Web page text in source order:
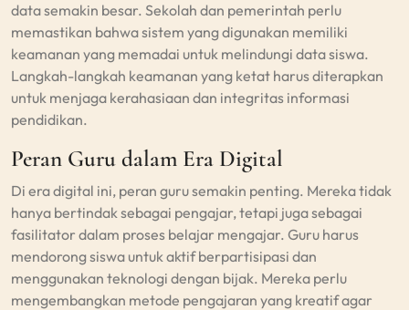
data semakin besar. Sekolah dan pemerintah perlu
memastikan bahwa sistem yang digunakan memiliki
keamanan yang memadai untuk melindungi data siswa.
Langkah-langkah keamanan yang ketat harus diterapkan
untuk menjaga kerahasiaan dan integritas informasi
pendidikan.
Peran Guru dalam Era Digital
Di era digital ini, peran guru semakin penting. Mereka tidak
hanya bertindak sebagai pengajar, tetapi juga sebagai
fasilitator dalam proses belajar mengajar. Guru harus
mendorong siswa untuk aktif berpartisipasi dan
menggunakan teknologi dengan bijak. Mereka perlu
mengembangkan metode pengajaran yang kreatif agar